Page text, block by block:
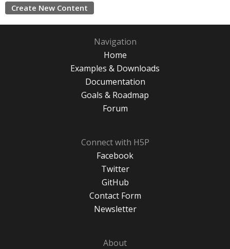
Create New Content
Navigation
Home
Examples & Downloads
Documentation
Goals & Roadmap
Forum
Connect with H5P
Facebook
Twitter
GitHub
Contact Form
Newsletter
About